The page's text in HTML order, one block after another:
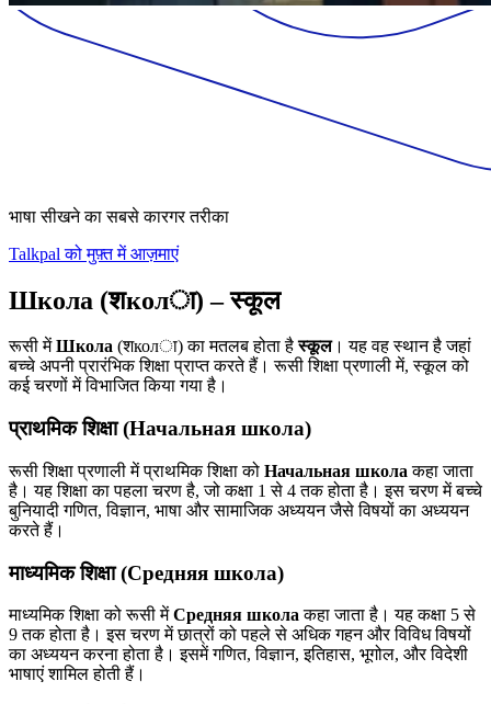
भाषा सीखने का सबसे कारगर तरीका
Talkpal को मुफ़्त में आज़माएं
Школа (शколा) – स्कूल
रूसी मेंШкола (शколा) का मतलब होता हैस्कूल। यह वह स्थान है जहां
बच्चे अपनी प्रारंभिक शिक्षा प्राप्त करते हैं। रूसी शिक्षा प्रणाली में, स्कूल को
कई चरणों में विभाजित किया गया है।
प्राथमिक शिक्षा (Начальная школа)
रूसी शिक्षा प्रणाली में प्राथमिक शिक्षा को Начальная школа कहा जाता
है। यह शिक्षा का पहला चरण है, जो कक्षा 1 से 4 तक होता है। इस चरण में बच्चे
बुनियादी गणित, विज्ञान, भाषा और सामाजिक अध्ययन जैसे विषयों का अध्ययन
करते हैं।
माध्यमिक शिक्षा (Средняя школа)
माध्यमिक शिक्षा को रूसी मेंСредняя школа कहा जाता है। यह कक्षा 5 से
9 तक होता है। इस चरण में छात्रों को पहले से अधिक गहन और विविध विषयों
का अध्ययन करना होता है। इसमें गणित, विज्ञान, इतिहास, भूगोल, और विदेशी
भाषाएं शामिल होती हैं।